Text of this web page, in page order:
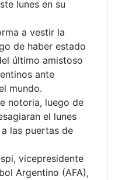
lunes en su
a vestir la
de haber estado
último amistoso
ante
mundo.
notoria, luego de
el lunes
las puertas de
vicepresidente
Argentino (AFA),